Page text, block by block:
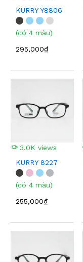
KURRY Y8806
(có 4 màu)
295,000₫
3.0K views
KURRY 8227
(có 4 màu)
255,000₫